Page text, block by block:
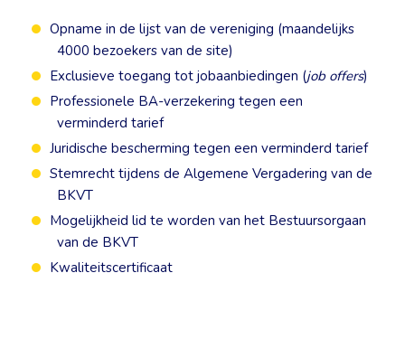
Opname in de lijst van de vereniging (maandelijks
4000 bezoekers van de site)
Exclusieve toegang tot jobaanbiedingen (job offers)
Professionele BA-verzekering tegen een
verminderd tarief
Juridische bescherming tegen een verminderd tarief
Stemrecht tijdens de Algemene Vergadering van de
BKVT
Mogelijkheid lid te worden van het Bestuursorgaan
van de BKVT
Kwaliteitscertificaat